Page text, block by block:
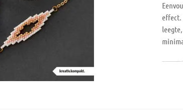
effect.